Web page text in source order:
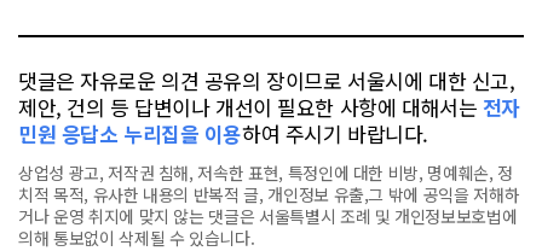
댓글은 자유로운 의견 공유의 장이므로 서울시에 대한 신고,
제안, 건의 등 답변이나 개선이 필요한 사항에 대해서는 전자
민원 응답소 누리집을 이용하여 주시기 바랍니다.
상업성 광고, 저작권 침해, 저속한 표현, 특정인에 대한 비방, 명예훼손, 정
치적 목적, 유사한 내용의 반복적 글, 개인정보 유출,그 밖에 공익을 저해하
거나 운영 취지에 맞지 않는 댓글은 서울특별시 조례 및 개인정보보호법에
의해 통보없이 삭제될 수 있습니다.